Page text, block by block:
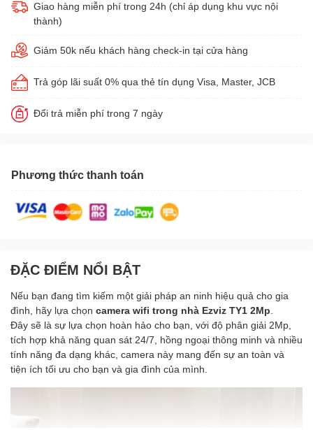
Giao hàng miễn phí trong 24h (chỉ áp dụng khu vực nội
thành)
Giảm 50k nếu khách hàng check-in tại cửa hàng
Trả góp lãi suất 0% qua thẻ tín dụng Visa, Master, JCB
Đổi trả miễn phí trong 7 ngày
Phương thức thanh toán
ĐẶC ĐIỂM NỔI BẬT
Nếu bạn đang tìm kiếm một giải pháp an ninh hiệu quả cho gia
đình, hãy lựa chọn camera wifi trong nhà Ezviz TY1 2Mp
Đây sẽ là sự lựa chọn hoàn hảo cho bạn, với độ phân giải 2Mp,
tích hợp khả năng quan sát 24/7, hồng ngoại thông minh và nhiều
tính năng đa dạng khác, camera này mang đến sự an toàn và
tiện ích tối ưu cho bạn và gia đình của mình.